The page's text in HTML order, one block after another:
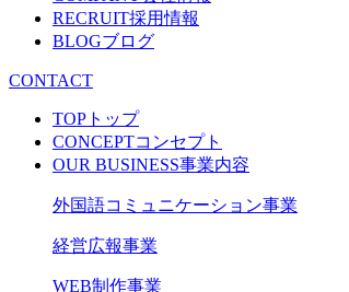
RECRUIT採用情報
BLOGブログ
CONTACT
TOP トップ
CONCEPTコンセプト
OUR BUSINESS事業内容
外国語コミュニケーション事業
経営広報事業
WEB制作事業